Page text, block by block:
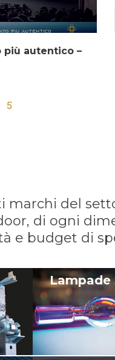
più autentico –
5
del
di ogni
e budget di
Lampade